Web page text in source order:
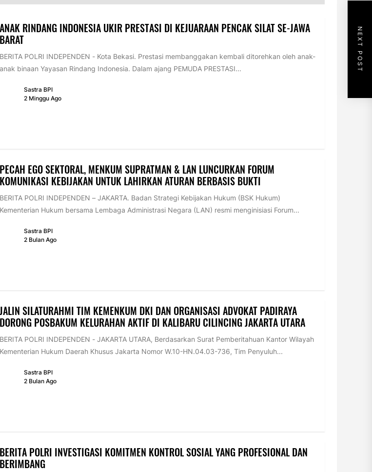
NEXT POST
ANAK RINDANG INDONESIA UKIR PRESTASI DI KEJUARAAN PENCAK SILAT SE-JAWA
BARAT
BERITA POLRI INDEPENDEN - Kota Bekasi. Prestasi membanggakan kembali ditorehkan oleh anak-
anak binaan Yayasan Rindang Indonesia. Dalam ajang PEMUDA PRESTASI...
Sastra BPI
2 Minggu Ago
PECAH EGO SEKTORAL, MENKUM SUPRATMAN & LAN LUNCURKAN FORUM
KOMUNIKASI KEBIJAKAN UNTUK LAHIRKAN ATURAN BERBASIS BUKTI
BERITA POLRI INDEPENDEN – JAKARTA. Badan Strategi Kebijakan Hukum (BSK Hukum)
Kementerian Hukum bersama Lembaga Administrasi Negara (LAN) resmi menginisiasi Forum...
Sastra BPI
2 Bulan Ago
JALIN SILATURAHMI TIM KEMENKUM DKI DAN ORGANISASI ADVOKAT PADIRAYA
DORONG POSBAKUM KELURAHAN AKTIF DI KALIBARU CILINCING JAKARTA UTARA
BERITA POLRI INDEPENDEN - JAKARTA UTARA, Berdasarkan Surat Pemberitahuan Kantor Wilayah
Kementerian Hukum Daerah Khusus Jakarta Nomor W.10-HN.04.03-736, Tim Penyuluh...
Sastra BPI
2 Bulan Ago
BERITA POLRI INVESTIGASI KOMITMEN KONTROL SOSIAL YANG PROFESIONAL DAN
BERIMBANG